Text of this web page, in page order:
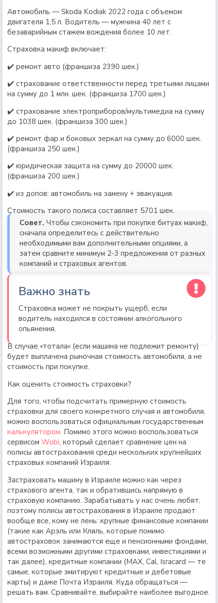
Автомобиль — Skoda Kodiak 2022 года с объемом
двигателя 1,5 л. Водитель — мужчина 40 лет с
безаварийным стажем вождения более 10 лет.
Страховка макиф включает:
✔️ ремонт авто (франшиза 2390 шек.)
✔️ страхование ответственности перед третьими лицами
на сумму до 1 млн. шек. (франшиза 1700 шек.)
✔️ страхование электроприборов/мультимедиа на сумму
до 1038 шек. (франшиза 300 шек.)
✔️ ремонт фар и боковых зеркал на сумму до 6000 шек.
(франшиза 250 шек.)
✔️ юридическая защита на сумму до 20000 шек.
(франшиза 200 шек.)
✔️ из допов: автомобиль на замену + эвакуация.
Стоимость такого полиса составляет 5701 шек.
Совет. Чтобы сэкономить при покупке битуах макиф,
сначала определитесь с действительно
необходимыми вам дополнительными опциями, а
затем сравните минимум 2-3 предложения от разных
компаний и страховых агентов.
Важно знать
Страховка может не покрыть ущерб, если
водитель находился в состоянии алкогольного
опьянения.
В случае «тотала» (если машина не подлежит ремонту)
будет выплачена рыночная стоимость автомобиля, а не
стоимость при покупке.
Как оценить стоимость страховки?
Для того, чтобы подсчитать примерную стоимость
страховки для своего конкретного случая и автомобиля,
можно воспользоваться официальным государственным
калькулятором. Помимо этого можно воспользоваться
сервисом Wobi, который сделает сравнение цен на
полисы автострахования среди нескольких крупнейших
страховых компаний Израиля.
Застраховать машину в Израиле можно как через
страхового агента, так и обратившись напрямую в
страховую компанию. Зарабатывать у нас очень любят,
поэтому полисы автострахования в Израиле продают
вообще все, кому не лень: крупные финансовые компании
(такие как Арэль или Кляль, которые помимо
автостраховок занимаются еще и пенсионными фондами,
всеми возможными другими страховками, инвестициями и
так далее), кредитные компании (MAX, Cal, Isracard — те
самые, которые эмитируют кредитные и дебетовые
карты) и даже Почта Израиля. Куда обращаться —
решать вам. Сравнивайте, выбирайте наиболее выгодное.